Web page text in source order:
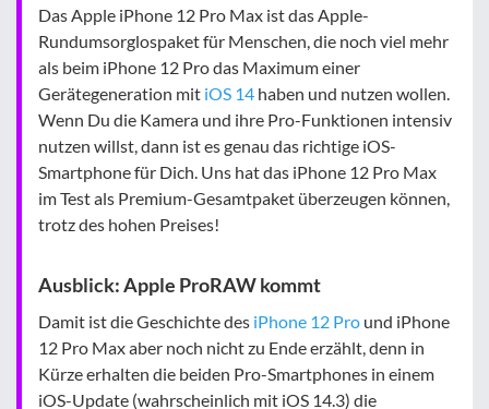
Das Apple iPhone 12 Pro Max ist das Apple-
Rundumsorglospaket für Menschen, die noch viel mehr
als beim iPhone 12 Pro das Maximum einer
Gerätegeneration mit iOS 14 haben und nutzen wollen.
Wenn Du die Kamera und ihre Pro-Funktionen intensiv
nutzen willst, dann ist es genau das richtige iOS-
Smartphone für Dich. Uns hat das iPhone 12 Pro Max
im Test als Premium-Gesamtpaket überzeugen können,
trotz des hohen Preises!
Ausblick:Apple ProRAW kommt
Damit ist die Geschichte des iPhone 12 Pro und iPhone
12 Pro Max aber noch nicht zu Ende erzählt, denn in
Kürze erhalten die beiden Pro-Smartphones in einem
iOS-Update (wahrscheinlich mit iOS 14.3) die